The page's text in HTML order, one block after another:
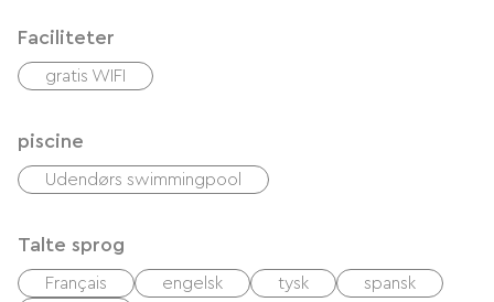
Faciliteter
gratis WIFI
piscine
Udendørs swimmingpool
Talte sprog
Français engelsk tysk
spansk